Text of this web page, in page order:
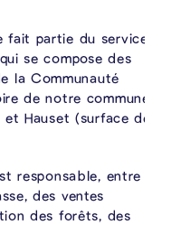
fait partie du service
se compose des
la Communauté
de notre commune,
Hauset (surface de
responsable, entre
des ventes
des forêts, des